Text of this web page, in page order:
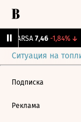
ARSA 7,46 -1,84%↓
Ситуация на
Подписка
Реклама